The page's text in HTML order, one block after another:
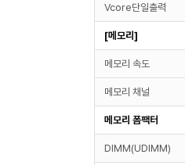
Vcore단일출력
[메모리]
메모리 속도
메모리 채널
메모리 폼팩터
DIMM(UDIMM)